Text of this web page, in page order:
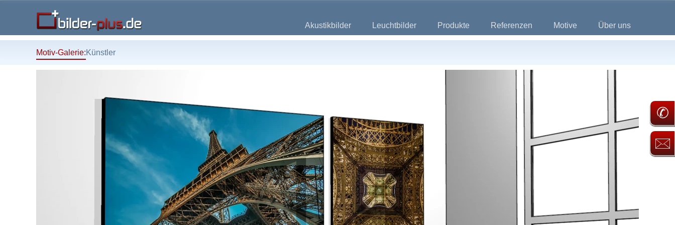
Akustikbilder Leuchtbilder Produkte Referenzen Motive Über uns
Motiv-Galerie:Künstler
✆
🖂